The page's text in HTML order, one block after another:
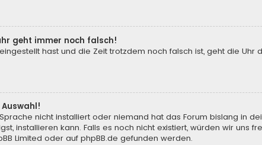
geht immer noch falsch!
hast und die Zeit trotzdem noch falsch ist, geht die Uhr
nicht installiert oder niemand hat das Forum bislang in
installieren kann. Falls es noch nicht existiert, würden wir uns
Limited oder auf phpBB.de gefunden werden.